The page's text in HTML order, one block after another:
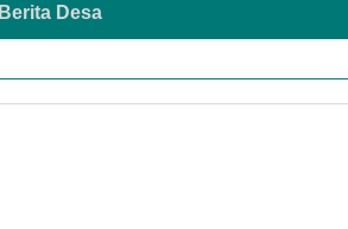
Berita Desa